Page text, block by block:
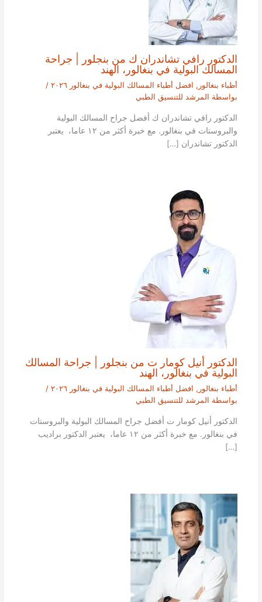
الدكتور رافي تشاندران ك من بنجلور | جراحة
المسالك البولية في بنغالور، الهند
أطباء بنغالور , افضل أطباء المسالك البولية في بنغالور ٢٠٢٦
/
بواسطة المرشد للتنسيق الطبي
الدكتور رافي تشاندران ك أفضل جراح المسالك البولية
والبروستات في بنغالور. مع خبرة أكثر من ١٢ عاما، يعتبر
الدكتور تشاندران […]
الدكتور أنيل كومار ت من بنجلور | جراحة المسالك
البولية في بنغالور، الهند
أطباء بنغالور , افضل أطباء المسالك البولية في بنغالور ٢٠٢٦
/
بواسطة المرشد للتنسيق الطبي
الدكتور أنيل كومار ت أفضل جراح المسالك البولية والبروستات
في بنغالور. مع خبرة أكثر من ١٢ عاما، يعتبر الدكتور براديب
[…]